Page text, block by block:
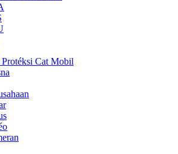
Cat Mobil